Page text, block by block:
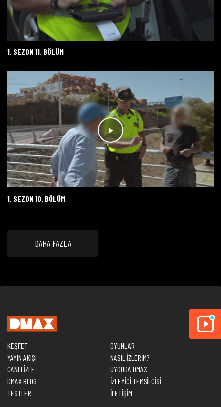
1. SEZON 11. BÖLÜM
1. SEZON 10. BÖLÜM
DAHA FAZLA
KEŞFET
YAYIN AKIŞI
CANLI İZLE
DMAX BLOG
TESTLER
OYUNLAR
NASIL İZLERİM?
UYDUDA DMAX
İZLEYİCİ TEMSİLCİSİ
İLETİŞİM